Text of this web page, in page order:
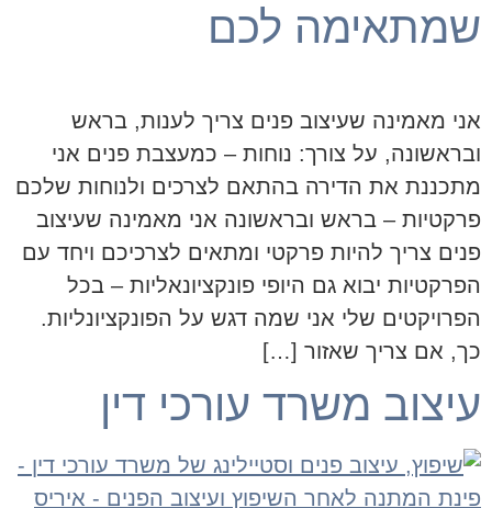
שמתאימה לכם
אני מאמינה שעיצוב פנים צריך לענות, בראש
ובראשונה, על צורך: נוחות – כמעצבת פנים אני
מתכננת את הדירה בהתאם לצרכים ולנוחות שלכם
פרקטיות – בראש ובראשונה אני מאמינה שעיצוב
פנים צריך להיות פרקטי ומתאים לצרכיכם ויחד עם
הפרקטיות יבוא גם היופי פונקציונאליות – בכל
הפרויקטים שלי אני שמה דגש על הפונקציונליות.
כך, אם צריך שאזור […]
עיצוב משרד עורכי דין